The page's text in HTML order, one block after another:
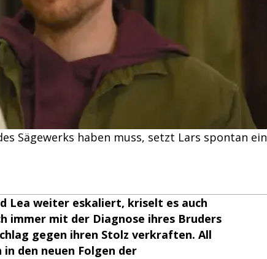
Sägewerks haben muss, setzt Lars spontan ein
Lea weiter eskaliert, kriselt es auch
immer mit der Diagnose ihres Bruders
gegen ihren Stolz verkraften. All
den neuen Folgen der